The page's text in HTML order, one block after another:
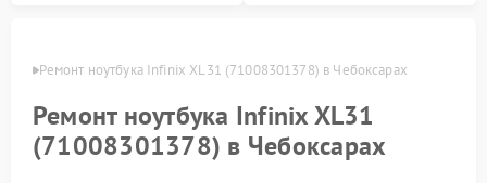
Ремонт ноутбука Infinix XL31 (71008301378) в Чебоксарах
Ремонт ноутбука Infinix XL31
(71008301378) в Чебоксарах